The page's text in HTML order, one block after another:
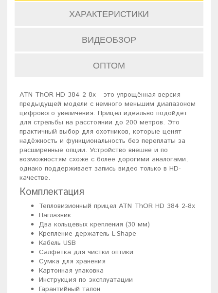
ХАРАКТЕРИСТИКИ
ВИДЕОБЗОР
ОПТОМ
ATN ThOR HD 384 2-8x - это упрощённая версия
предыдущей модели с немного меньшим диапазоном
цифрового увеличения. Прицел идеально подойдёт
для стрельбы на расстоянии до 200 метров. Это
практичный выбор для охотников, которые ценят
надёжность и функциональность без переплаты за
расширенные опции. Устройство внешне и по
возможностям схоже с более дорогими аналогами,
однако поддерживает запись видео только в HD-
качестве.
Комплектация
Тепловизионный прицел ATN ThOR HD 384 2-8x
Наглазник
Два кольцевых крепления (30 мм)
Крепление держатель L-Shape
Кабель USB
Салфетка для чистки оптики
Сумка для хранения
Картонная упаковка
Инструкция по эксплуатации
Гарантийный талон